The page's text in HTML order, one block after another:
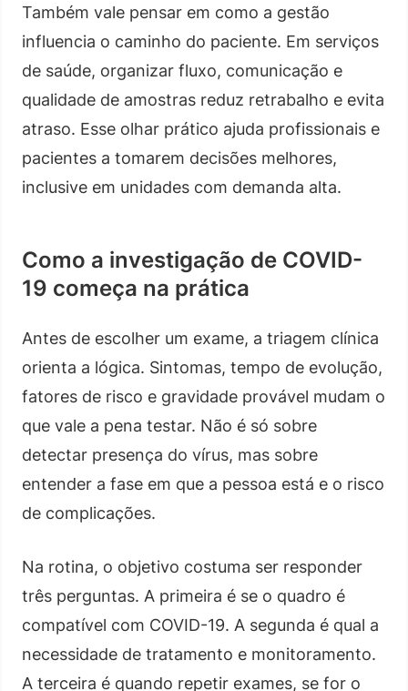
Também vale pensar em como a gestão
influencia o caminho do paciente. Em serviços
de saúde, organizar fluxo, comunicação e
qualidade de amostras reduz retrabalho e evita
atraso. Esse olhar prático ajuda profissionais e
pacientes a tomarem decisões melhores,
inclusive em unidades com demanda alta.
Como a investigação de COVID-
19 começa na prática
Antes de escolher um exame, a triagem clínica
orienta a lógica. Sintomas, tempo de evolução,
fatores de risco e gravidade provável mudam o
que vale a pena testar. Não é só sobre
detectar presença do vírus, mas sobre
entender a fase em que a pessoa está e o risco
de complicações.
Na rotina, o objetivo costuma ser responder
três perguntas. A primeira é se o quadro é
compatível com COVID-19. A segunda é qual a
necessidade de tratamento e monitoramento.
A terceira é quando repetir exames, se for o